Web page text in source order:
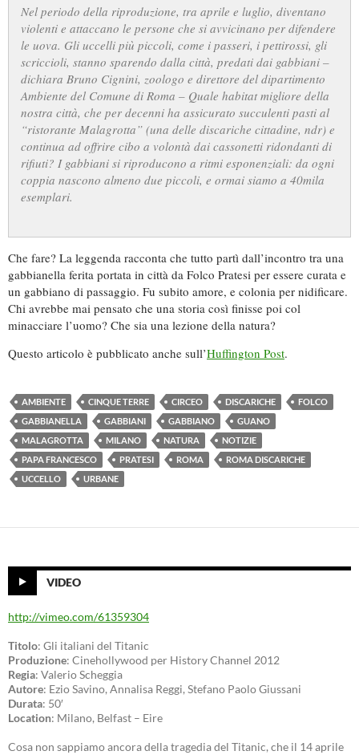
Nel periodo della riproduzione, tra aprile e luglio, diventano
violenti e attaccano le persone che si avvicinano per difendere
le uova. Gli uccelli più piccoli, come i passeri, i pettirossi, gli
scriccioli, stanno sparendo dalla città, predati dai gabbiani –
dichiara Bruno Cignini, zoologo e direttore del dipartimento
Ambiente del Comune di Roma – Quale habitat migliore della
nostra città, che per decenni ha assicurato succulenti pasti al
“ristorante Malagrotta” (una delle discariche cittadine, ndr) e
continua ad offrire cibo a volontà dai cassonetti ridondanti di
rifiuti? I gabbiani si riproducono a ritmi esponenziali: da ogni
coppia nascono almeno due piccoli, e ormai siamo a 40mila
esemplari.
Che fare? La leggenda racconta che tutto partì dall’incontro tra una
gabbianella ferita portata in città da Folco Pratesi per essere curata e
un gabbiano di passaggio. Fu subito amore, e colonia per nidificare.
Chi avrebbe mai pensato che una storia così finisse poi col
minacciare l’uomo? Che sia una lezione della natura?
Questo articolo è pubblicato anche sull’Huffington Post.
AMBIENTE CINQUE TERRE CIRCEO DISCARICHE
FOLCO
GABBIANELLA
GABBIANI GABBIANO
GUANO
MALAGROTTA
MILANO NATURA
NOTIZIE
PAPA FRANCESCO
PRATESI ROMA
ROMA DISCARICHE
UCCELLO
URBANE
VIDEO
http://vimeo.com/61359304
Titolo: Gli italiani del Titanic
Produzione: Cinehollywood per History Channel 2012
Regia: Valerio Scheggia
Autore: Ezio Savino, Annalisa Reggi, Stefano Paolo Giussani
Durata: 50′
Location: Milano, Belfast – Eire
Cosa non sappiamo ancora della tragedia del Titanic, che il 14 aprile